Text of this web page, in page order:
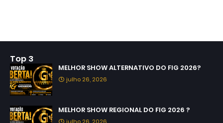
Top 3
MELHOR SHOW ALTERNATIVO DO FIG 2026?
julho 26, 2026
MELHOR SHOW REGIONAL DO FIG 2026 ?